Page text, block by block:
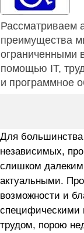
Рассматриваем
преимущества
ограниченными
помощью IТ,
и программное
Для
независимых,
слишком
актуальными.
возможности и
специфическими
трудом, порою